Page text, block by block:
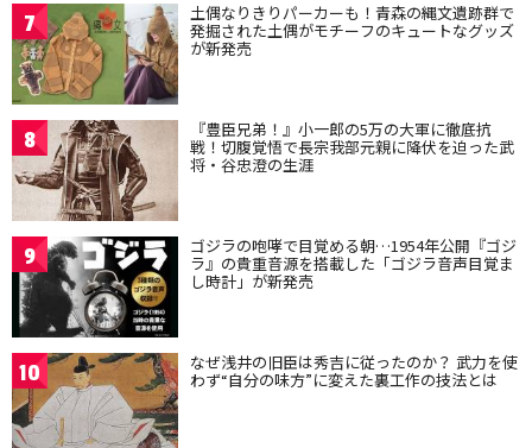
7 土偶なりきりパーカーも！青森の縄文遺跡群で
発掘された土偶がモチーフのキュートなグッズ
が新発売
8 『豊臣兄弟！』小一郎の5万の大軍に徹底抗
戦！切腹覚悟で長宗我部元親に降伏を迫った武
将・谷忠澄の生涯
9 ゴジラの咆哮で目覚める朝…1954年公開『ゴジ
ラ』の貴重音源を搭載した「ゴジラ音声目覚ま
し時計」が新発売
10 なぜ浅井の旧臣は秀吉に従ったのか？ 武力を使
わず“自分の味方”に変えた裏工作の技法とは